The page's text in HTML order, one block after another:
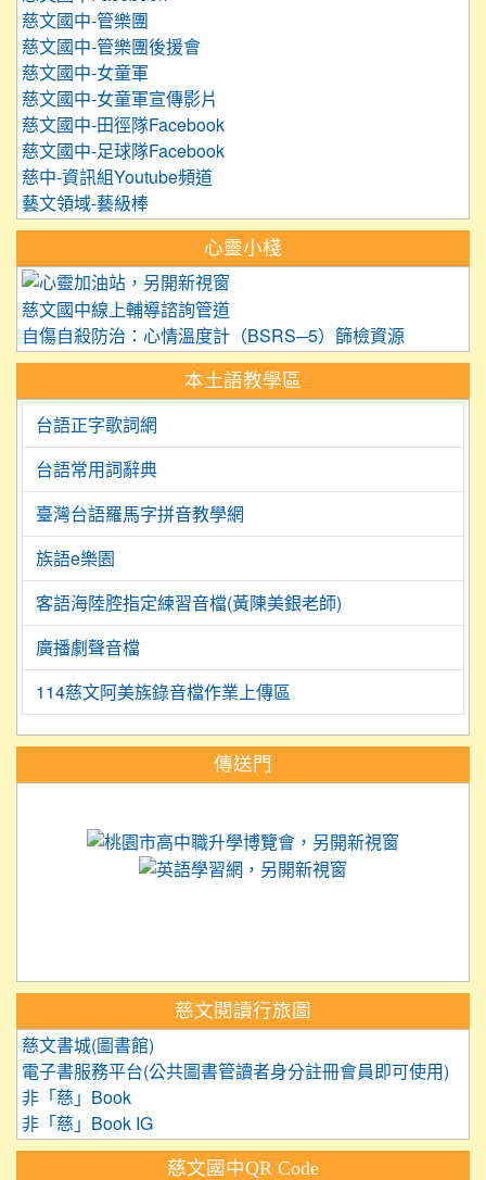
慈文國中-管樂團
慈文國中-管樂團後援會
慈文國中-女童軍
慈文國中-女童軍宣傳影片
慈文國中-田徑隊Facebook
慈文國中-足球隊Facebook
慈中-資訊組Youtube頻道
藝文領域-藝級棒
心靈小棧
慈文國中線上輔導諮詢管道
自傷自殺防治：心情溫度計（BSRS─5）篩檢資源
本土語教學區
台語正字歌詞網
台語常用詞辭典
臺灣台語羅馬字拼音教學網
族語e樂園
客語海陸腔指定練習音檔(黃陳美銀老師)
廣播劇聲音檔
114慈文阿美族錄音檔作業上傳區
傳送門
慈文閱讀行旅圖
慈文書城(圖書館)
電子書服務平台(公共圖書管讀者身分註冊會員即可使用)
非「慈」Book
非「慈」Book IG
慈文國中QR Code